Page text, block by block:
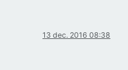
13 dec. 2016 08:38